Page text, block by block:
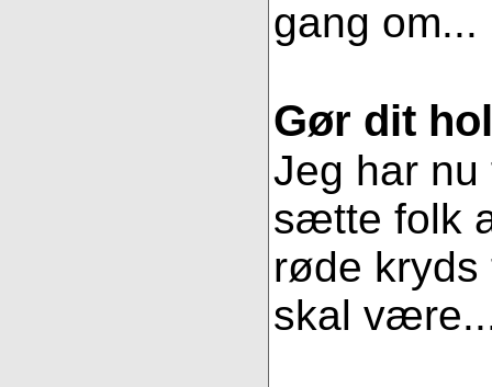
gang om...
Gør dit
Jeg har
sætte folk
røde
skal